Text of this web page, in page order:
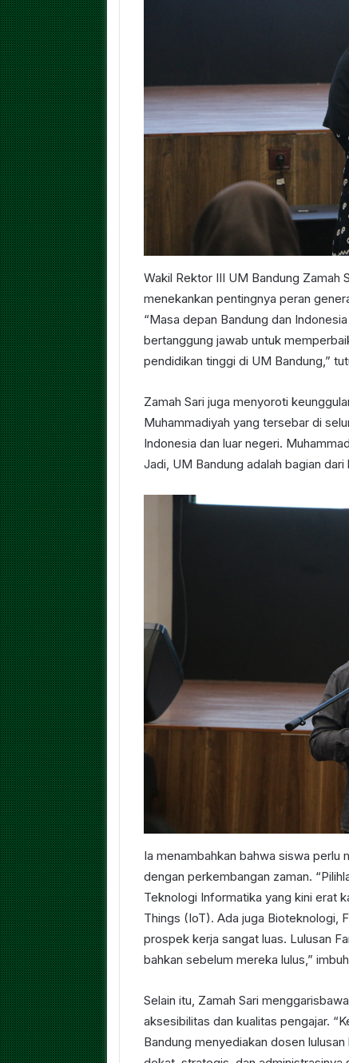
Wakil Rektor III UM Bandung Zamah
menekankan pentingnya peran
“Masa depan Bandung dan
bertanggung jawab untuk
pendidikan tinggi di UM Bandung,”
Zamah Sari juga menyoroti
Muhammadiyah yang tersebar di
Indonesia dan luar negeri.
Jadi, UM Bandung adalah bagian
Ia menambahkan bahwa siswa perlu
dengan perkembangan zaman.
Teknologi Informatika yang kini erat
Things (IoT). Ada juga Bioteknologi,
prospek kerja sangat luas. Lulusan
bahkan sebelum mereka lulus,”
Selain itu, Zamah Sari
aksesibilitas dan kualitas pengajar.
Bandung menyediakan dosen